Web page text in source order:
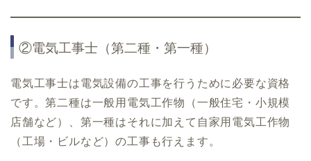
②電気工事士（第二種・第一種）
電気工事士は電気設備の工事を行うために必要な資格
です。第二種は一般用電気工作物（一般住宅・小規模
店舗など）、第一種はそれに加えて自家用電気工作物
（工場・ビルなど）の工事も行えます。